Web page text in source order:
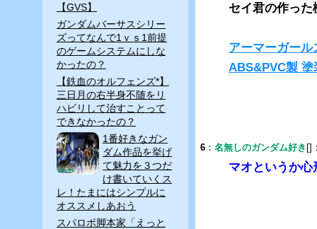
セイ君の作っ
アーマーガー
ABS&PVC製
6 ： 名無しのガンダム好き []
マオというか
【GVS】
ガンダムバーサスシリー
ズってなんで1ｖｓ1前提
のゲームシステムにしな
かったの？
【鉄血のオルフェンズ*】
三日月の右半身不随をリ
ハビリして治すことって
できなかったの？
1番好きなガン
ダム作品を挙げ
て魅力を３つだ
け書いていくス
レ！たまにはシンプルに
オススメしあおう
スパロボ脚本家「えっと